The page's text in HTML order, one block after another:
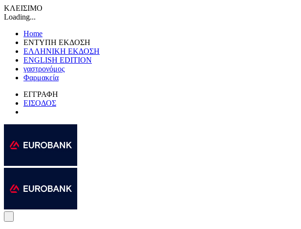
ΚΛΕΙΣΙΜΟ
Loading...
Home
ΕΝΤΥΠΗ ΕΚΔΟΣΗ
ΕΛΛΗΝΙΚΗ ΕΚΔΟΣΗ
ENGLISH EDITION
γαστρονόμος
Φαρμακεία
ΕΓΓΡΑΦΗ
ΕΙΣΟΔΟΣ